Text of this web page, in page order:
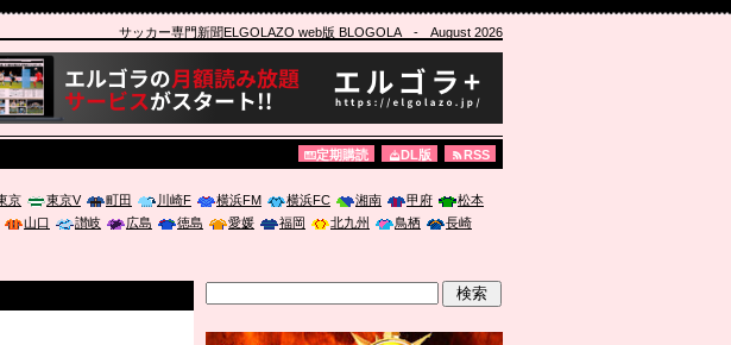
サッカー専門新聞ELGOLAZO web版 BLOGOLA- August 2026
定期購読 DL版 RSS
京 東京V 町田 川崎F 横浜FM 横浜FC 湘南 甲府
松本
山口 讃岐 広島 徳島 愛媛 福岡 北九州 鳥栖
長崎